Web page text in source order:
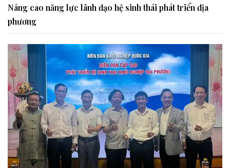
Nâng cao năng lực lãnh đạo hệ sinh thái phát triển địa
phương